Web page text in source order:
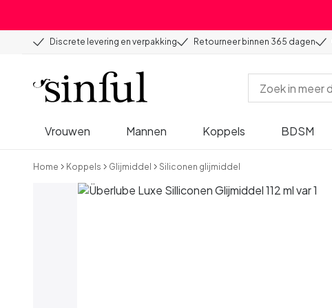
Discrete levering en verpakking Retourneer binnen 365 dagen
Vrouwen Mannen Koppels BDSM
Home Koppels Glijmiddel Siliconen glijmiddel